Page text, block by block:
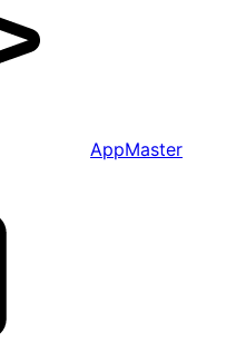
AppMaster